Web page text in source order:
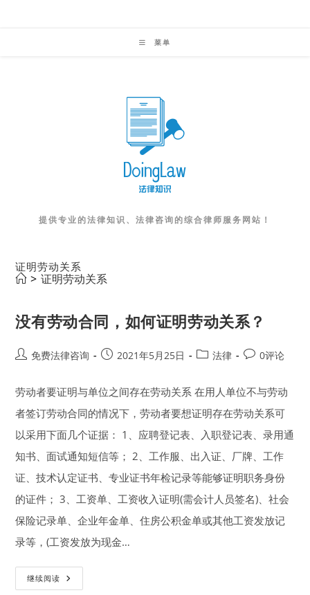
菜单
提供专业的法律知识、法律咨询的综合律师服务网站！
证明劳动关系
> 证明劳动关系
没有劳动合同，如何证明劳动关系？
Post免费法律咨询
Post2021年5月25日
Post法律
Post0评论
劳动者要证明与单位之间存在劳动关系 在用人单位不与劳动
者签订劳动合同的情况下，劳动者要想证明存在劳动关系可
以采用下面几个证据： 1、应聘登记表、入职登记表、录用通
知书、面试通知短信等； 2、工作服、出入证、厂牌、工作
证、技术认定证书、专业证书年检记录等能够证明职务身份
的证件； 3、工资单、工资收入证明(需会计人员签名)、社会
保险记录单、企业年金单、住房公积金单或其他工资发放记
录等，(工资发放为现金…
继续阅读 没
有